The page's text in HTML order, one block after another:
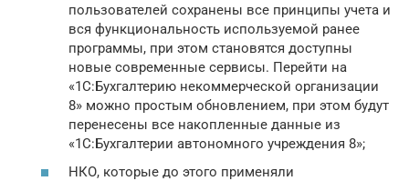
пользователей сохранены все принципы учета и
вся функциональность используемой ранее
программы, при этом становятся доступны
новые современные сервисы. Перейти на
«1С:Бухгалтерию некоммерческой организации
8» можно простым обновлением, при этом будут
перенесены все накопленные данные из
«1С:Бухгалтерии автономного учреждения 8»;
НКО, которые до этого применяли